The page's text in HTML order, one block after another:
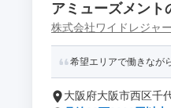
アミューズメント
株式会社ワイドレジャー
希望エリアで働きなが
大阪府大阪市西区千